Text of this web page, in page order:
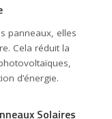
panneaux, elles
Cela réduit la
d’énergie.
Solaires